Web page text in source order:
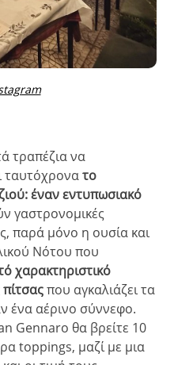
τραπέζια να
ταυτόχρονατο
έναν εντυπωσιακό
γαστρονομικές
παρά μόνο η ουσία και
Νότου που
χαρακτηριστικό
που αγκαλιάζει τα
ένα αέρινο σύννεφο.
Gennaro θα βρείτε 10
toppings, μαζί με μια